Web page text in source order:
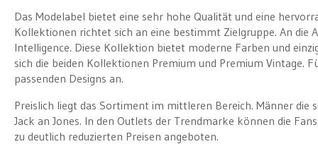
Das Modelabel bietet eine sehr hohe Qualität und eine
Kollektionen richtet sich an eine bestimmt Zielgruppe. An die
Intelligence. Diese Kollektion bietet moderne Farben und
sich die beiden Kollektionen Premium und Premium Vintage.
passenden Designs an.
Preislich liegt das Sortiment im mittleren Bereich. Männer die
Jack an Jones. In den Outlets der Trendmarke können die
zu deutlich reduzierten Preisen angeboten.